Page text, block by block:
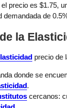
precio es $1.75,
demandada de
la
precio de
donde se
.
cercanos: